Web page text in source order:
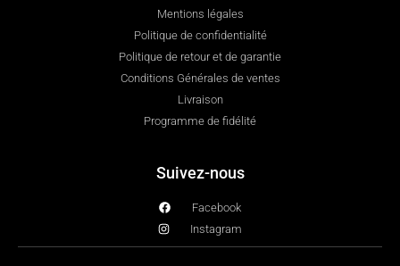
Mentions légales
Politique de confidentialité
Politique de retour et de garantie
Conditions Générales de ventes
Livraison
Programme de fidélité
Suivez-nous
Facebook
Instagram